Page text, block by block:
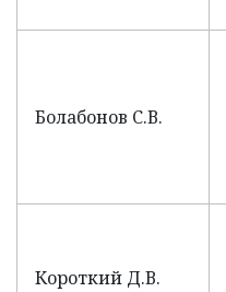
Болабонов С.В.
Короткий Д.В.